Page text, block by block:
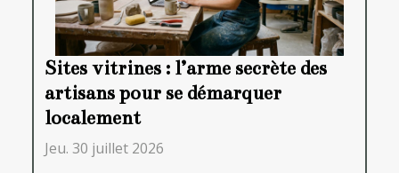
Sites vitrines : l’arme secrète des
artisans pour se démarquer
localement
Jeu. 30 juillet 2026